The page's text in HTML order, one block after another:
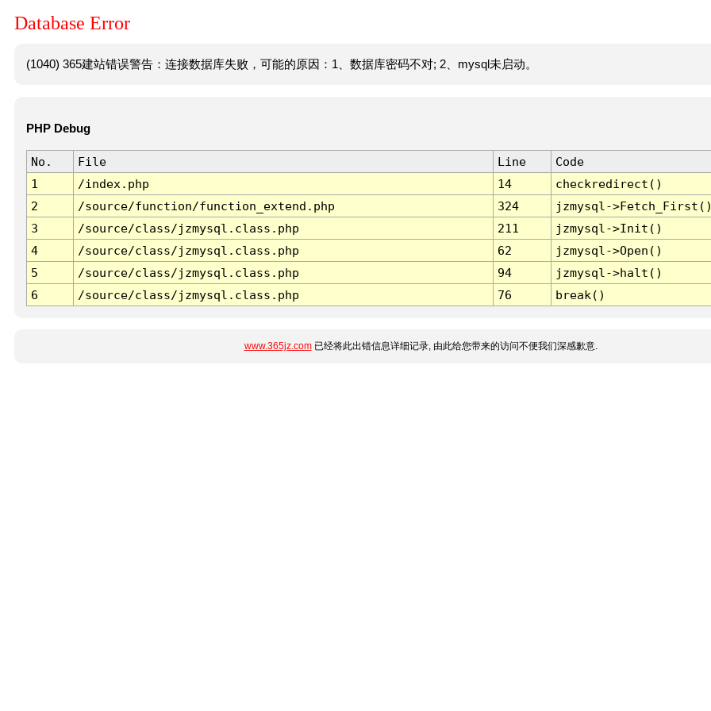
Database Error
(1040) 365建站错误警告：连接数据库失败，可能的原因：1、数据库密码不对; 2、mysql未启动。
PHP Debug
No. File Line
Code
1
/index.php 14
checkredirect()
2
/source/function/function_extend.php 324
jzmysql-
3
/source/class/jzmysql.class.php 211
jzmysql->Init()
4
/source/class/jzmysql.class.php 62
jzmysql->Open()
5
/source/class/jzmysql.class.php 94
jzmysql->halt()
6
/source/class/jzmysql.class.php 76 break()
www.365jz.com已经将此出错信息详细记录, 由此给您带来的访问不便我们深感歉意.